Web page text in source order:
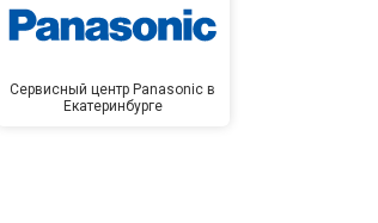
Сервисный центр Panasonic в
Екатеринбурге